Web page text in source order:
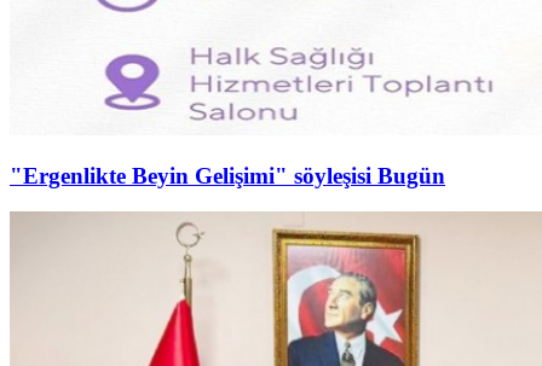
"Ergenlikte Beyin Gelişimi" söyleşisi Bugün